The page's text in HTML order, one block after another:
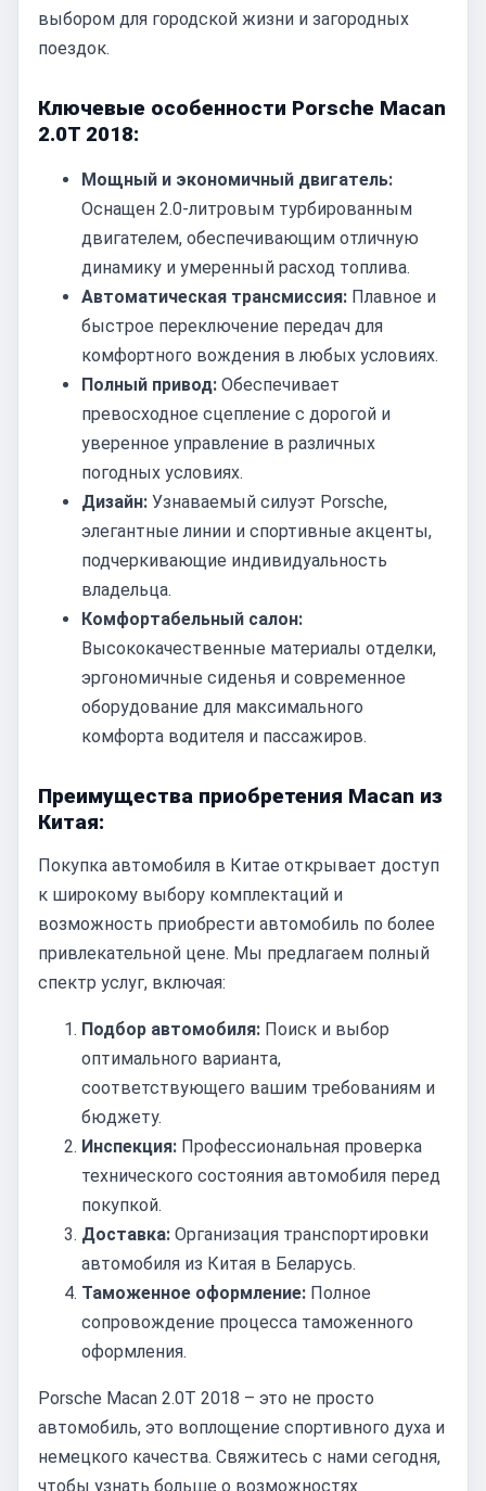
выбором для городской жизни и загородных
поездок.
Ключевые особенности Porsche Macan
2.0T 2018:
Мощный и экономичный двигатель:
Оснащен 2.0-литровым турбированным
двигателем, обеспечивающим отличную
динамику и умеренный расход топлива.
Автоматическая трансмиссия: Плавное и
быстрое переключение передач для
комфортного вождения в любых условиях.
Полный привод: Обеспечивает
превосходное сцепление с дорогой и
уверенное управление в различных
погодных условиях.
Дизайн: Узнаваемый силуэт Porsche,
элегантные линии и спортивные акценты,
подчеркивающие индивидуальность
владельца.
Комфортабельный салон:
Высококачественные материалы отделки,
эргономичные сиденья и современное
оборудование для максимального
комфорта водителя и пассажиров.
Преимущества приобретения Macan из
Китая:
Покупка автомобиля в Китае открывает доступ
к широкому выбору комплектаций и
возможность приобрести автомобиль по более
привлекательной цене. Мы предлагаем полный
спектр услуг, включая:
Подбор автомобиля: Поиск и выбор
оптимального варианта,
соответствующего вашим требованиям и
бюджету.
Инспекция: Профессиональная проверка
технического состояния автомобиля перед
покупкой.
Доставка: Организация транспортировки
автомобиля из Китая в Беларусь.
Таможенное оформление: Полное
сопровождение процесса таможенного
оформления.
Porsche Macan 2.0T 2018 – это не просто
автомобиль, это воплощение спортивного духа и
немецкого качества. Свяжитесь с нами сегодня,
чтобы узнать больше о возможностях